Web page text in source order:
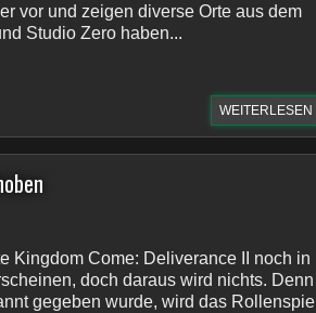
vor und zeigen diverse Orte aus dem
Studio Zero haben...
WEITERLESEN
Kingdom Come: Deliverance II noch in
doch daraus wird nichts. Denn
gegeben wurde, wird das Rollenspiel